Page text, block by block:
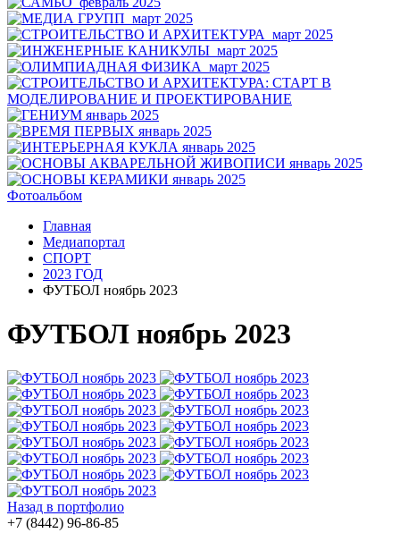
Фотоальбом
Главная
Медиапортал
СПОРТ
2023 ГОД
ФУТБОЛ ноябрь 2023
ФУТБОЛ ноябрь 2023
Назад в портфолио
+7 (8442) 96-86-85